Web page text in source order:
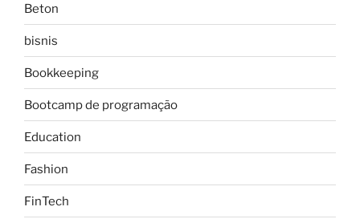
Beton
bisnis
Bookkeeping
Bootcamp de programação
Education
Fashion
FinTech